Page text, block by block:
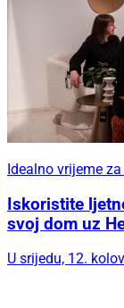
Idealno vrijeme
Iskoristite
svoj dom uz
U srijedu, 12.